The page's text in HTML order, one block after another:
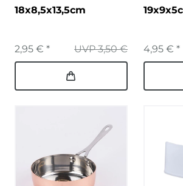
18x8,5x13,5cm
UVP 3,50 €
2,95 € * 4,95 € *